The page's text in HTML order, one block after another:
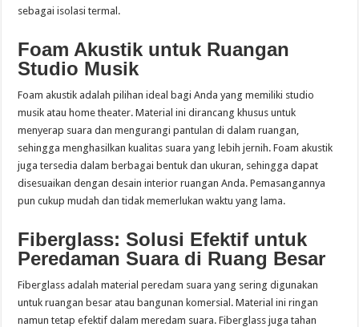
sebagai isolasi termal.
Foam Akustik untuk Ruangan
Studio Musik
Foam akustik adalah pilihan ideal bagi Anda yang memiliki studio
musik atau home theater. Material ini dirancang khusus untuk
menyerap suara dan mengurangi pantulan di dalam ruangan,
sehingga menghasilkan kualitas suara yang lebih jernih. Foam akustik
juga tersedia dalam berbagai bentuk dan ukuran, sehingga dapat
disesuaikan dengan desain interior ruangan Anda. Pemasangannya
pun cukup mudah dan tidak memerlukan waktu yang lama.
Fiberglass: Solusi Efektif untuk
Peredaman Suara di Ruang Besar
Fiberglass adalah material peredam suara yang sering digunakan
untuk ruangan besar atau bangunan komersial. Material ini ringan
namun tetap efektif dalam meredam suara. Fiberglass juga tahan